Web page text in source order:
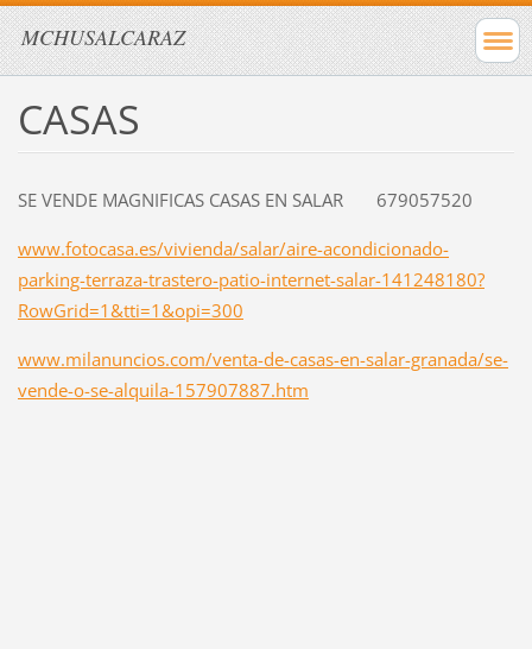
MCHUSALCARAZ
CASAS
SE VENDE MAGNIFICAS CASAS EN SALAR 679057520
www.fotocasa.es/vivienda/salar/aire-acondicionado-
parking-terraza-trastero-patio-internet-salar-141248180?
RowGrid=1&tti=1&opi=300
www.milanuncios.com/venta-de-casas-en-salar-granada/se-
vende-o-se-alquila-157907887.htm